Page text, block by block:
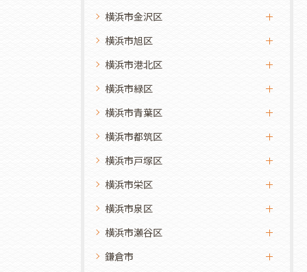
横浜市金沢区
横浜市旭区
横浜市港北区
横浜市緑区
横浜市青葉区
横浜市都筑区
横浜市戸塚区
横浜市栄区
横浜市泉区
横浜市瀬谷区
鎌倉市